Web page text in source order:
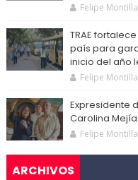
Felipe Montilla
TRAE
país para
inicio del año
Felipe Montilla
Expresidente
Carolina
Felipe Montilla
ARCHIVOS